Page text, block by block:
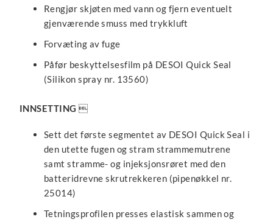
Rengjør skjøten med vann og fjern eventuelt
gjenværende smuss med trykkluft
Forvæting av fuge
Påfør beskyttelsesfilm på DESOI Quick Seal
(Silikon spray nr. 13560)
INNSETTING 
Sett det første segmentet av DESOI Quick Seal i
den utette fugen og stram strammemutrene
samt stramme- og injeksjonsrøret med den
batteridrevne skrutrekkeren (pipenøkkel nr.
25014)
Tetningsprofilen presses elastisk sammen og